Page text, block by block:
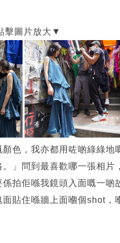
色，我亦都用咗啲綠綠地
」問到最喜歡哪一張相片
拍佢喺我鏡頭入面嘅一啲
貼住喺牆上面嗰個shot，